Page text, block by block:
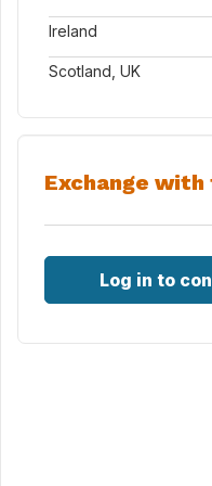
Ireland
Scotland, UK
Exchange
Log in to